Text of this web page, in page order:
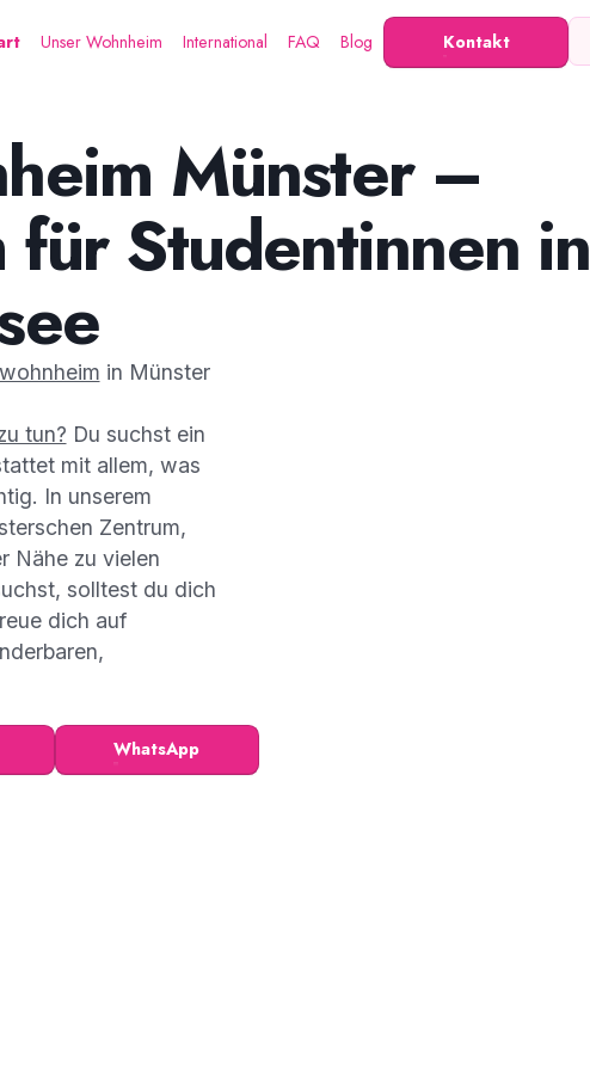
Unser Wohnheim International FAQ Blog Kontakt
Münster –
Studentinnen in
in Münster
tun? Du suchst ein
mit allem, was
In unserem
Zentrum,
Nähe zu vielen
solltest du dich
dich auf
WhatsApp